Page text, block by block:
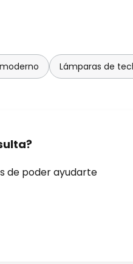
Lámparas de
de poder ayudarte